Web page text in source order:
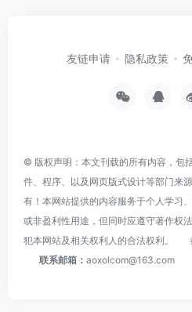
友链申请 隐私政策
© 版权声明：本文刊载的所有内容，包
件、程序、以及网页版式设计等部门来
有！本网站提供的内容服务于个人学习
或非盈利性用途，但同时应遵守著作权
犯本网站及相关权利人的合法权利。
联系邮箱： aoxolcom@163.com